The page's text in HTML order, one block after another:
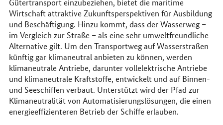
Gütertransport einzubeziehen, bietet die maritime
Wirtschaft attraktive Zukunftsperspektiven für Ausbildung
und Beschäftigung. Hinzu kommt, dass der Wasserweg –
im Vergleich zur Straße – als eine sehr umweltfreundliche
Alternative gilt. Um den Transportweg auf Wasserstraßen
künftig gar klimaneutral anbieten zu können, werden
klimaneutrale Antriebe, darunter vollelektrische Antriebe
und klimaneutrale Kraftstoffe, entwickelt und auf Binnen-
und Seeschiffen verbaut. Unterstützt wird der Pfad zur
Klimaneutralität von Automatisierungslösungen, die einen
energieeffizienteren Betrieb der Schiffe erlauben.